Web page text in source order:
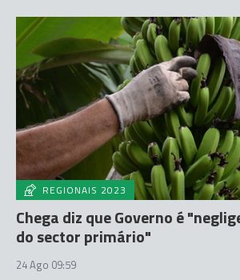
REGIONAIS 2023
Chega diz que Governo é
do sector primário"
24 Ago 09:59